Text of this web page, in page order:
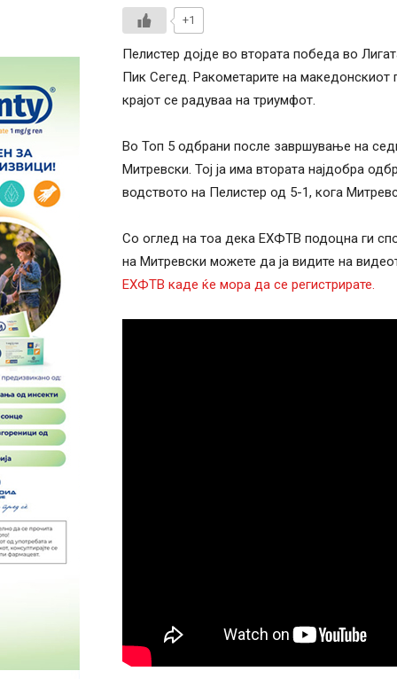
+1
Пелистер дојде во втората победа во
Пик Сегед. Ракометарите на
крајот се радуваа на триумфот.
Во Топ 5 одбрани после завршување на
Митревски. Тој ја има втората најдобра
водството на Пелистер од 5-1, кога
Со оглед на тоа дека ЕХФТВ подоцна ги
на Митревски можете да ја видите на
ЕХФТВ каде ќе мора да се регистрирате.